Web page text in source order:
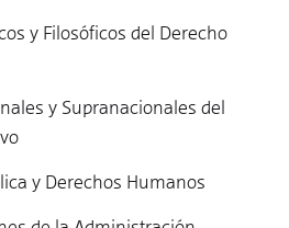
y Filosóficos del Derecho
y Supranacionales del
y Derechos Humanos